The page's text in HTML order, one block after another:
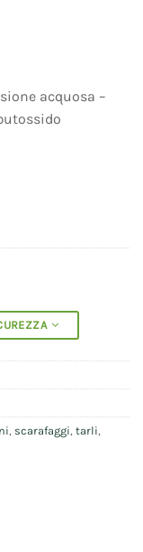
acquosa –
scarafaggi tarli